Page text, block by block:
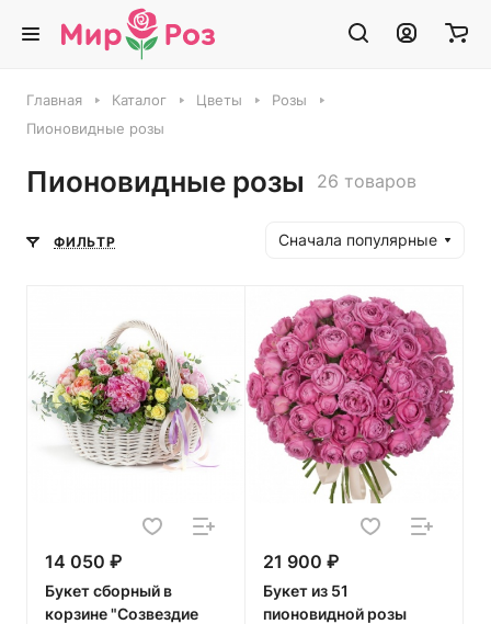
Главная Каталог Цветы
Розы
Пионовидные розы
Пионовидные розы 26 товаров
ФИЛЬТР Сначала популярные
14 050 ₽
Букет сборный в
корзине "Созвездие
21 900 ₽
Букет из 51
пионовидной розы